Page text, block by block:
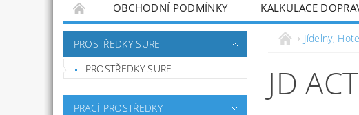
OBCHODNÍ PODMÍNKY KALKULACE
PROSTŘEDKY SURE
PROSTŘEDKY SURE
PRACÍ PROSTŘEDKY
Jídelny,
JD